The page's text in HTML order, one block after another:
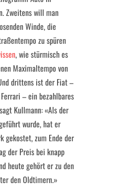
Zweitens will man
Winde, die
zu spüren
, wie stürmisch es
Maximaltempo von
drittens ist der Fiat –
– ein bezahlbares
Kullmann: «Als der
wurde, hat er
gekostet, zum Ende der
der Preis bei knapp
heute gehört er zu den
den Oldtimern.»